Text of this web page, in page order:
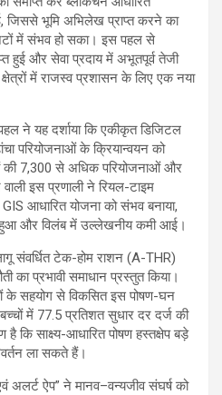
जिससे भूमि अभिलेख प्राप्त करने का
में संभव हो सका। इस पहल से
हुई और सेवा प्रदाय में अभूतपूर्व तेजी
में राजस्व प्रशासन के लिए एक नया
ने यह दर्शाया कि एकीकृत डिजिटल
परियोजनाओं के क्रियान्वयन को
की 7,300 से अधिक परियोजनाओं और
इस प्रणाली ने रियल-टाइम
आधारित योजना को संभव बनाया,
हुआ और विलंब में उल्लेखनीय कमी आई।
संवर्धित टेक-होम राशन (A-THR)
का प्रभावी समाधान प्रस्तुत किया।
के सहयोग से विकसित इस पोषण-घन
में 77.5 प्रतिशत सुधार दर दर्ज की
कि साक्ष्य-आधारित पोषण हस्तक्षेप बड़े
ला सकते हैं।
अलर्ट ऐप” ने मानव–वन्यजीव संघर्ष को